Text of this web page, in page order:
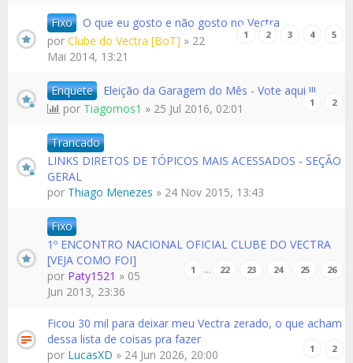
Fixo O que eu gosto e não gosto no Vectra
1 2 3 4 5
por Clube do Vectra [BoT] » 22
Mai 2014, 13:21
Enquete Eleição da Garagem do Mês - Vote aqui !!!
1 2
por Tiagomos1 » 25 Jul 2016, 02:01
Trancado
LINKS DIRETOS DE TÓPICOS MAIS ACESSADOS - SEÇÃO
GERAL
por Thiago Menezes » 24 Nov 2015, 13:43
Fixo
1º ENCONTRO NACIONAL OFICIAL CLUBE DO VECTRA
[VEJA COMO FOI]
1 … 22 23 24 25 26
por Paty1521 » 05
Jun 2013, 23:36
Ficou 30 mil para deixar meu Vectra zerado, o que acham
dessa lista de coisas pra fazer
1 2
por LucasXD » 24 Jun 2026, 20:00